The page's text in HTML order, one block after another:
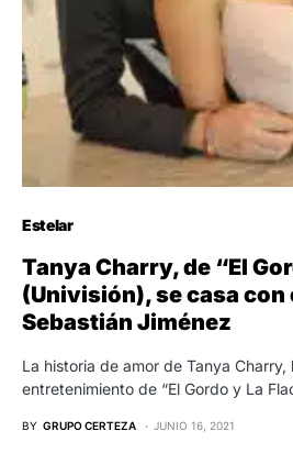
Estelar
Tanya Charry, de “El
(Univisión), se casa
Sebastián Jiménez
La historia de amor de Tanya
entretenimiento de “El Gordo y La
BY GRUPO CERTEZA JUNIO 16, 2021